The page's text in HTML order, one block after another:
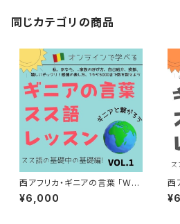
同じカテゴリの商品
西アフリカ・ギニアの言葉 「WO
NTANARA スス語オンラインレ
ッスン」教材VOL.1 スス語基礎
¥6,000
西
ッ